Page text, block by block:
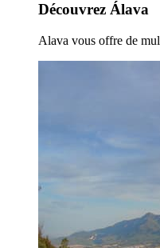
Découvrez Álava
Alava vous offre de